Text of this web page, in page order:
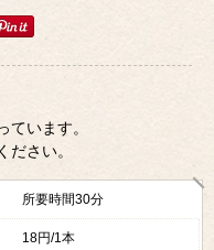
ています。
ださい。
所要時間30分
18円/1本